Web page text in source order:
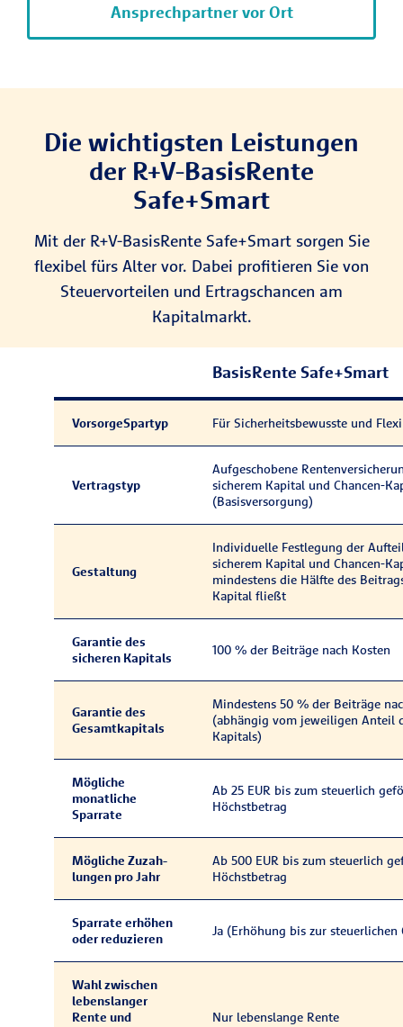
Ansprechpartner vor Ort
Die wichtigsten Leistungen
der R+V-BasisRente
Safe+Smart
Mit der R+V-BasisRente Safe+Smart sorgen Sie
flexibel fürs Alter vor. Dabei profitieren Sie von
Steuervorteilen und Ertragschancen am
Kapitalmarkt.
BasisRente Safe+Smart
Vorsorge­Spartyp Für Sicherheitsbewusste und
Vertragstyp
Aufgeschobene
sicherem Kapital und Chancen-
(Basisversorgung)
Gestaltung
Individuelle Fest­legung der
sicherem Kapital und Chancen-
mindes­tens die Hälfte des
Kapital fließt
Garantie des
sicheren Kapitals
100 % der Beiträge nach Kosten
Garantie des
Gesamtkapitals
Mindestens 50 % der Beiträge
(abhängig vom jeweiligen Anteil
Kapitals)
Mögliche
monatliche
Sparrate
Ab 25 EUR bis zum steuer­lich
Höchst­betrag
Mögliche Zu­zah­
lun­gen pro Jahr
Ab 500 EUR bis zum steuer­lich
Höchst­betrag
Sparrate erhöhen
oder reduzieren
Ja (Erhöhung bis zur
Wahl zwischen
lebenslanger
Rente und
Nur lebens­lange Rente